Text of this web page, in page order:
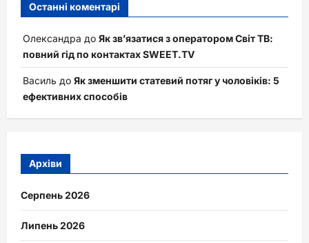
Останні коментарі
Олександра до Як зв’язатися з оператором Світ ТВ:
повний гід по контактах SWEET.TV
Василь до Як зменшити статевий потяг у чоловіків: 5
ефективних способів
Архіви
Серпень 2026
Липень 2026